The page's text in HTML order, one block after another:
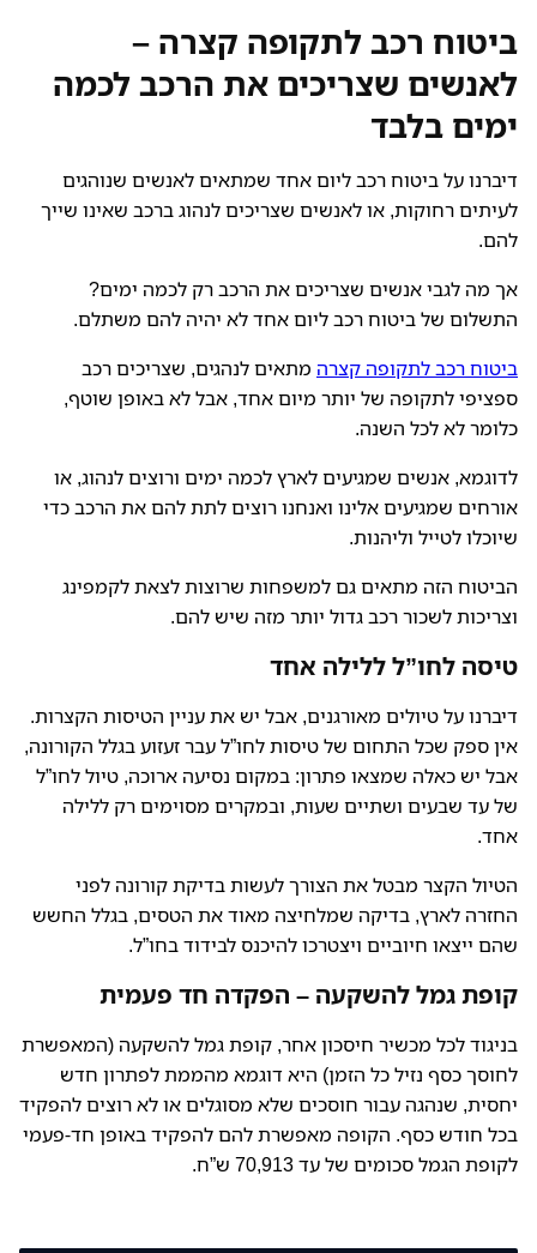
ביטוח רכב לתקופה קצרה –
לאנשים שצריכים את הרכב לכמה
ימים בלבד
דיברנו על ביטוח רכב ליום אחד שמתאים לאנשים שנוהגים
לעיתים רחוקות, או לאנשים שצריכים לנהוג ברכב שאינו שייך
להם.
אך מה לגבי אנשים שצריכים את הרכב רק לכמה ימים?
התשלום של ביטוח רכב ליום אחד לא יהיה להם משתלם.
ביטוח רכב לתקופה קצרה מתאים לנהגים, שצריכים רכב
ספציפי לתקופה של יותר מיום אחד, אבל לא באופן שוטף,
כלומר לא לכל השנה.
לדוגמא, אנשים שמגיעים לארץ לכמה ימים ורוצים לנהוג, או
אורחים שמגיעים אלינו ואנחנו רוצים לתת להם את הרכב כדי
שיוכלו לטייל וליהנות.
הביטוח הזה מתאים גם למשפחות שרוצות לצאת לקמפינג
וצריכות לשכור רכב גדול יותר מזה שיש להם.
טיסה לחו”ל ללילה אחד
דיברנו על טיולים מאורגנים, אבל יש את עניין הטיסות הקצרות.
אין ספק שכל התחום של טיסות לחו”ל עבר זעזוע בגלל הקורונה,
אבל יש כאלה שמצאו פתרון: במקום נסיעה ארוכה, טיול לחו”ל
של עד שבעים ושתיים שעות, ובמקרים מסוימים רק ללילה
אחד.
הטיול הקצר מבטל את הצורך לעשות בדיקת קורונה לפני
החזרה לארץ, בדיקה שמלחיצה מאוד את הטסים, בגלל החשש
שהם ייצאו חיוביים ויצטרכו להיכנס לבידוד בחו”ל.
קופת גמל להשקעה – הפקדה חד פעמית
בניגוד לכל מכשיר חיסכון אחר, קופת גמל להשקעה (המאפשרת
לחוסך כסף נזיל כל הזמן) היא דוגמא מהממת לפתרון חדש
יחסית, שנהגה עבור חוסכים שלא מסוגלים או לא רוצים להפקיד
בכל חודש כסף. הקופה מאפשרת להם להפקיד באופן חד-פעמי
לקופת הגמל סכומים של עד 70,913 ש”ח
.